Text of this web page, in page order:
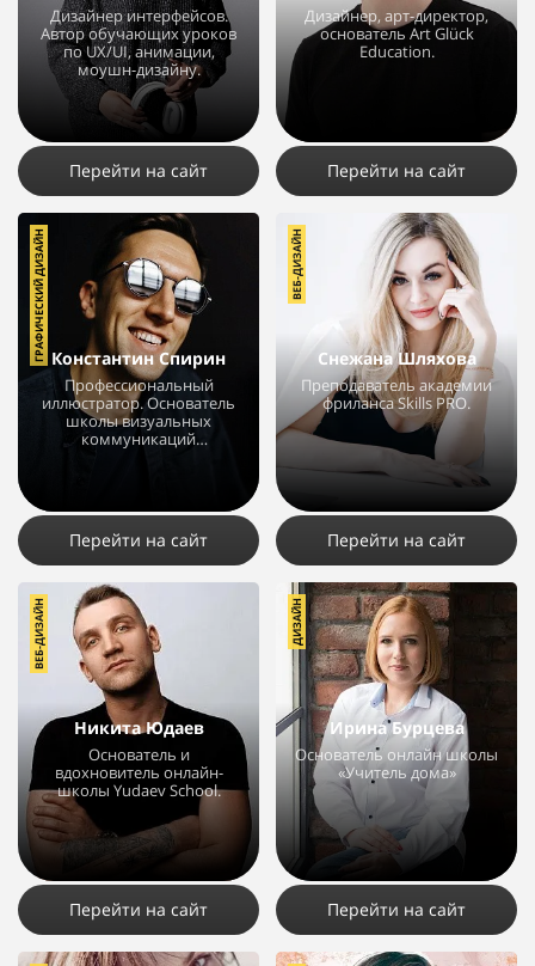
Дизайнер интерфейсов.
Автор обучающих уроков
по UX/UI, анимации,
моушн-дизайну.
1086
Перейти на сайт
Дизайнер, арт-директор,
основатель Art Glück
Education.
Перейти на сайт
Константин Спирин
Профессиональный
иллюстратор. Основатель
школы визуальных
коммуникаций
ГРАФИЧЕСКИЙ ДИЗАЙН
Перейти на сайт
Снежана Шляхова
Преподаватель академии
фриланса Skills PRO.
3721 3
ВЕБ-ДИЗАЙН
Перейти на сайт
Никита Юдаев
Основатель и
вдохновитель онлайн-
школы Yudaev School.
8253 4
ВЕБ-ДИЗАЙН
Перейти на сайт
Ирина Бурцева
Основатель онлайн школы
«Учитель дома»
4271
ДИЗАЙН
Перейти на сайт